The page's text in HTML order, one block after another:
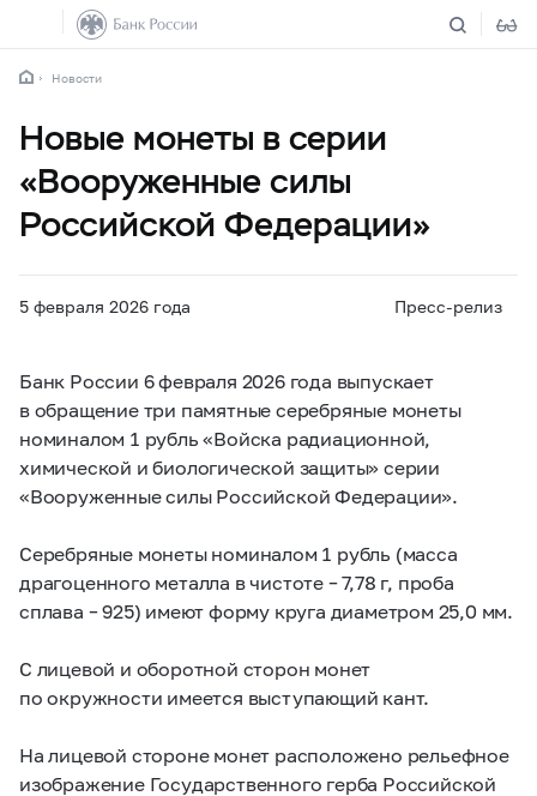
Новости
Новые монеты в серии
«Вооруженные силы
Российской Федерации»
5 февраля 2026 года Пресс-релиз
Банк России 6 февраля 2026 года выпускает
в обращение три памятные серебряные монеты
номиналом 1 рубль «Войска радиационной,
химической и биологической защиты» серии
«Вооруженные силы Российской Федерации».
Серебряные монеты номиналом 1 рубль (масса
драгоценного металла в чистоте – 7,78 г, проба
сплава – 925) имеют форму круга диаметром 25,0 мм.
С лицевой и оборотной сторон монет
по окружности имеется выступающий кант.
На лицевой стороне монет расположено рельефное
изображение Государственного герба Российской